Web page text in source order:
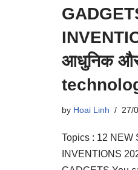
आधुनिक
by Hoai Linh 27/
Topics : 12 NEW
INVENTIONS